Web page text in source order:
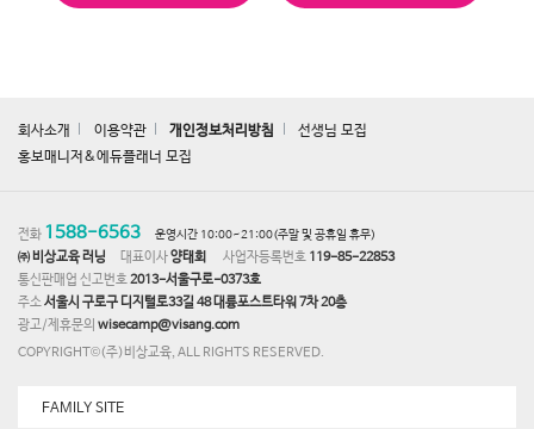
회사소개 이용약관 개인정보처리방침
선생님 모집
홍보매니저&에듀플래너 모집
전화 1588-6563
운영시간 10:00~21:00(주말 및 공휴일 휴무)
㈜ 비상교육 러닝
대표이사양태회 사업자등록번호 119-85-22853
통신판매업 신고번호2013-서울구로-0373호
주소서울시 구로구 디지털로33길 48 대륭포스트타워 7차 20층
광고/제휴문의 wisecamp@visang.com
COPYRIGHT©(주)비상교육, ALL RIGHTS RESERVED.
FAMILY SITE